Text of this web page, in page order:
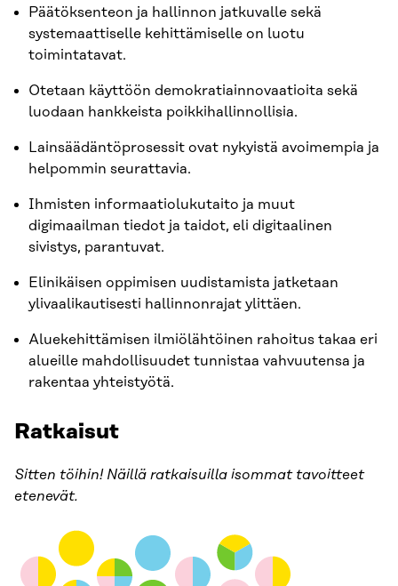
Päätöksenteon ja hallinnon jatkuvalle sekä
systemaattiselle kehittämiselle on luotu
toimintatavat.
Otetaan käyttöön demokratiainnovaatioita sekä
luodaan hankkeista poikkihallinnollisia.
Lainsäädäntöprosessit ovat nykyistä avoimempia ja
helpommin seurattavia.
Ihmisten informaatiolukutaito ja muut
digimaailman tiedot ja taidot, eli digitaalinen
sivistys, parantuvat.
Elinikäisen oppimisen uudistamista jatketaan
ylivaalikautisesti hallinnonrajat ylittäen.
Aluekehittämisen ilmiölähtöinen rahoitus takaa eri
alueille mahdollisuudet tunnistaa vahvuutensa ja
rakentaa yhteistyötä.
Ratkaisut
Sitten töihin! Näillä ratkaisuilla isommat tavoitteet
etenevät.